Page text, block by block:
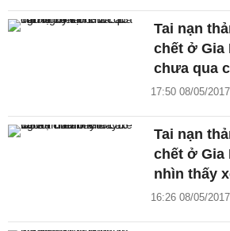
Tai nạn
chết ở Gia
chưa qua
17:50 08/05/2017
Tai nạn
chết ở Gia
nhìn thấy
16:26 08/05/2017